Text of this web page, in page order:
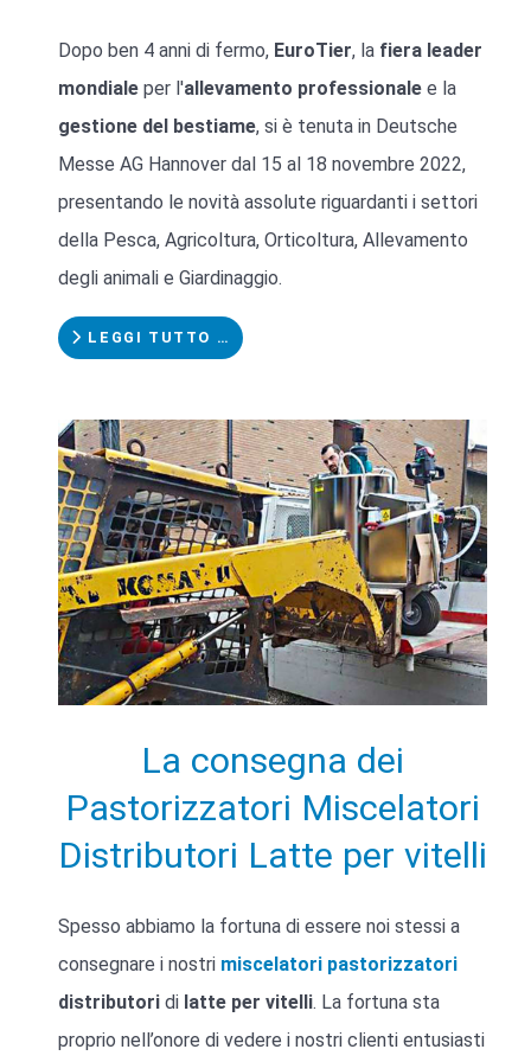
Dopo ben 4 anni di fermo, EuroTier, la fiera leader
mondiale per l'allevamento professionale e la
gestione del bestiame, si è tenuta in Deutsche
Messe AG Hannover dal 15 al 18 novembre 2022,
presentando le novità assolute riguardanti i settori
della Pesca, Agricoltura, Orticoltura, Allevamento
degli animali e Giardinaggio.
LEGGI TUTTO …
La consegna dei
Pastorizzatori Miscelatori
Distributori Latte per vitelli
Spesso abbiamo la fortuna di essere noi stessi a
consegnare i nostri miscelatori pastorizzatori
distributori di latte per vitelli. La fortuna sta
proprio nell’onore di vedere i nostri clienti entusiasti